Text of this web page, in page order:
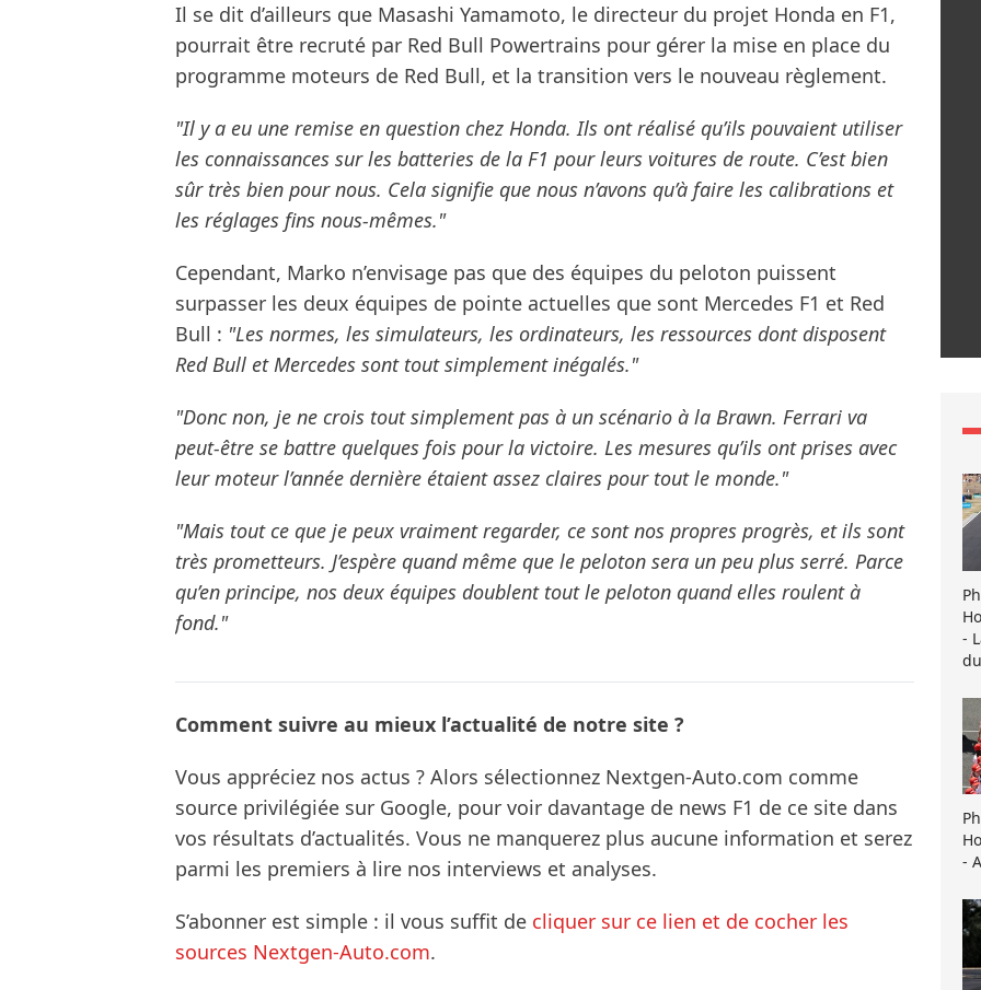
Il se dit d’ailleurs que Masashi Yamamoto, le directeur du projet Honda en F1,
pourrait être recruté par Red Bull Powertrains pour gérer la mise en place du
programme moteurs de Red Bull, et la transition vers le nouveau règlement.
"Il y a eu une remise en question chez Honda. Ils ont réalisé qu’ils pouvaient utiliser
les connaissances sur les batteries de la F1 pour leurs voitures de route. C’est bien
sûr très bien pour nous. Cela signifie que nous n’avons qu’à faire les calibrations et
les réglages fins nous-mêmes."
Cependant, Marko n’envisage pas que des équipes du peloton puissent
surpasser les deux équipes de pointe actuelles que sont Mercedes F1 et Red
Bull : "Les normes, les simulateurs, les ordinateurs, les ressources dont disposent
Red Bull et Mercedes sont tout simplement inégalés."
"Donc non, je ne crois tout simplement pas à un scénario à la Brawn. Ferrari va
peut-être se battre quelques fois pour la victoire. Les mesures qu’ils ont prises avec
leur moteur l’année dernière étaient assez claires pour tout le monde."
"Mais tout ce que je peux vraiment regarder, ce sont nos propres progrès, et ils sont
très prometteurs. J’espère quand même que le peloton sera un peu plus serré. Parce
qu’en principe, nos deux équipes doublent tout le peloton quand elles roulent à
fond."
Comment suivre au mieux l’actualité de notre site ?
Vous appréciez nos actus ? Alors sélectionnez Nextgen-Auto.com comme
source privilégiée sur Google, pour voir davantage de news F1 de ce site dans
vos résultats d’actualités. Vous ne manquerez plus aucune information et serez
parmi les premiers à lire nos interviews et analyses.
S’abonner est simple : il vous suffit de cliquer sur ce lien et de cocher les
sources Nextgen-Auto.com.
-
-